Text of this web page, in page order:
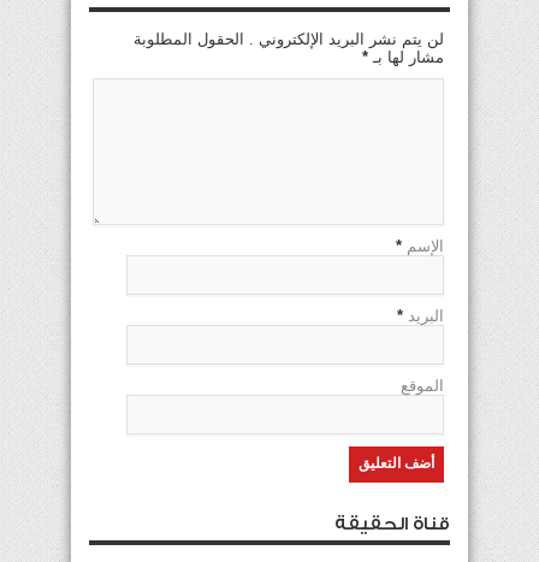
لن يتم نشر البريد الإلكتروني . الحقول المطلوبة
مشار لها بـ *
الإسم *
البريد *
الموقع
قناة الحقيقة